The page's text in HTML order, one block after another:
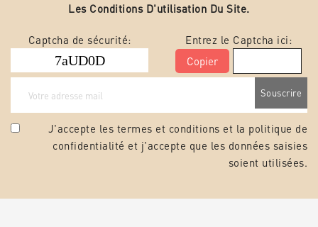
Les Conditions D'utilisation Du Site.
Captcha de sécurité:
Entrez le Captcha ici:
Copier
J'accepte les termes et conditions et la politique de
confidentialité et j'accepte que les données saisies
soient utilisées.